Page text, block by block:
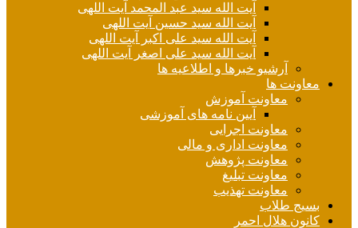
آیت الله سید عبد المحمد آیت اللهی
آیت الله سید حسین آیت اللهی
آیت الله سید علی اکبر آیت اللهی
آیت الله سید علی اصغر آیت اللهی
آرشیو خبرها و اطلاعیه ها
معاونت ها
معاونت آموزش
آیین نامه های آموزشی
معاونت اجرایی
معاونت اداری و مالی
معاونت پژوهش
معاونت تبلیغ
معاونت تهذیب
بسیج طلاب
کانون هلال احمر